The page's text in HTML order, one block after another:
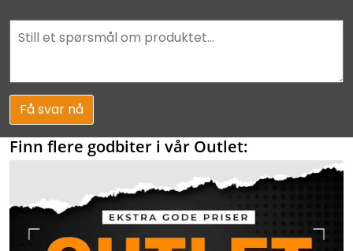
Få svar nå
Finn flere godbiter i vår Outlet: